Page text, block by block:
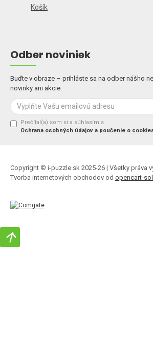
Košík
Odber noviniek
Buďte v obraze – prihláste sa na odber nášho
novinky ani akcie.
Prečítal(a) som si a súhlasím s
Ochrana osobných údajov a poučenie o
Copyright © i-puzzle.sk 2025-26 | Všetky práva
Tvorba internetových obchodov od opencart-